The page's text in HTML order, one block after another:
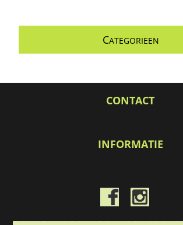
CATEGORIEEN
CONTACT
INFORMATIE